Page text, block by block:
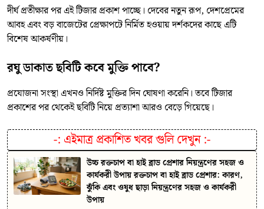
দীর্ঘ প্রতীক্ষার পর এই টিজার প্রকাশ পাচ্ছে। দেবের নতুন রূপ, দেশপ্রেমের
আবহ এবং বড় বাজেটের প্রেক্ষাপটে নির্মিত হওয়ায় দর্শকদের কাছে এটি
বিশেষ আকর্ষণীয়।
রঘু ডাকাত ছবিটি কবে মুক্তি পাবে?
প্রযোজনা সংস্থা এখনও নির্দিষ্ট মুক্তির দিন ঘোষণা করেনি। তবে টিজার
প্রকাশের পর থেকেই ছবিটি নিয়ে প্রত্যাশা আরও বেড়ে গিয়েছে।
-: এইমাত্র প্রকাশিত খবর গুলি দেখুন:-
উচ্চ রক্তচাপ বা হাই ব্লাড প্রেশার নিয়ন্ত্রণের সহজ ও
কার্যকরী উপায় রক্তচাপ বা হাই ব্লাড প্রেশার: কারণ,
ঝুঁকি এবং ওষুধ ছাড়া নিয়ন্ত্রণের সহজ ও কার্যকরী
উপায়